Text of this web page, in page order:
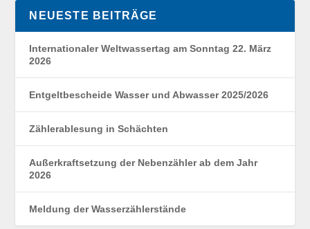
NEUESTE BEITRÄGE
Internationaler Weltwassertag am Sonntag 22. März
2026
Entgeltbescheide Wasser und Abwasser 2025/2026
Zählerablesung in Schächten
Außerkraftsetzung der Nebenzähler ab dem Jahr
2026
Meldung der Wasserzählerstände